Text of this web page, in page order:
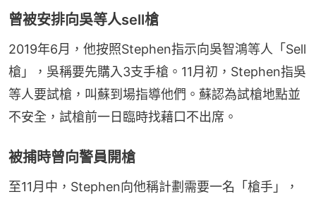
曾被安排向吳等人sell槍
2019年6月，他按照Stephen指示向吳智鴻等人「Sell
槍」，吳稱要先購入3支手槍。11月初，Stephen指吳
等人要試槍，叫蘇到場指導他們。蘇認為試槍地點並
不安全，試槍前一日臨時找藉口不出席。
被捕時曾向警員開槍
至11月中，Stephen向他稱計劃需要一名「槍手」，